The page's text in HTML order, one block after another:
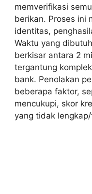
memverifikasi
berikan. Proses ini
identitas,
Waktu yang
berkisar antara 2
tergantung
bank. Penolakan
beberapa faktor,
mencukupi, skor
yang tidak